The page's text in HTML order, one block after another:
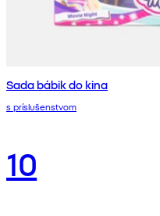
Sada bábik do kina
s príslušenstvom
10